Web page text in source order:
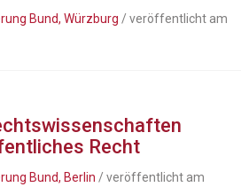
Bund, Würzburg / veröffentlicht am
Recht
Bund, Berlin / veröffentlicht am